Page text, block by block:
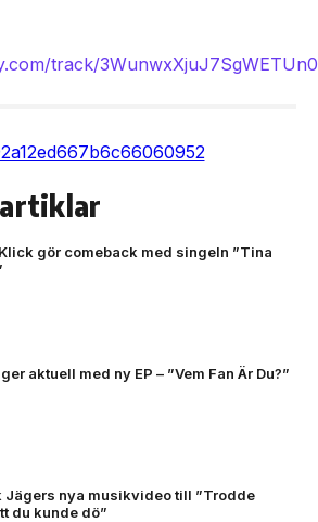
track/
gör comeback med singeln ”Tina
aktuell med ny EP – ”Vem Fan Är Du?”
Jägers nya musikvideo till ”Trodde
du kunde dö”